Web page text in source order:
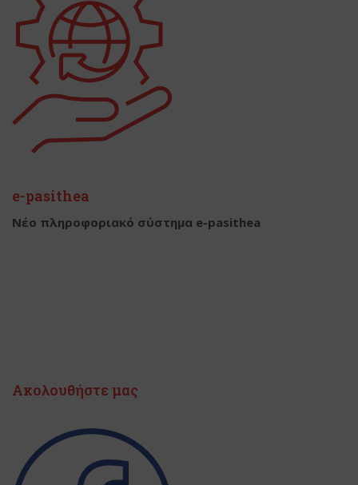
e-pasithea
Νέο πληροφοριακό σύστημα e-pasithea
Ακολουθήστε μας